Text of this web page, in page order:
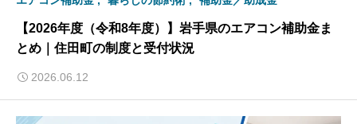
【2026年度（令和8年度）】岩手県のエアコン補助金ま
とめ｜住田町の制度と受付状況
2026.06.12